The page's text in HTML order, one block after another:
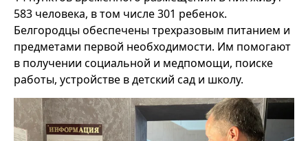
583 человека, в том числе 301 ребенок.
Белгородцы обеспечены трехразовым питанием и
предметами первой необходимости. Им помогают
в получении социальной и медпомощи, поиске
работы, устройстве в детский сад и школу.